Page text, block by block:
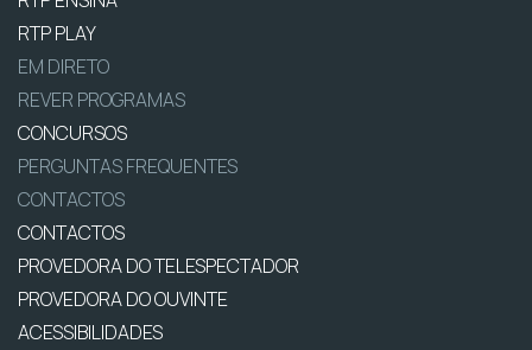
RTP PLAY
EM DIRETO
REVER PROGRAMAS
CONCURSOS
PERGUNTAS FREQUENTES
CONTACTOS
CONTACTOS
PROVEDORA DO TELESPECTADOR
PROVEDORA DO OUVINTE
ACESSIBILIDADES